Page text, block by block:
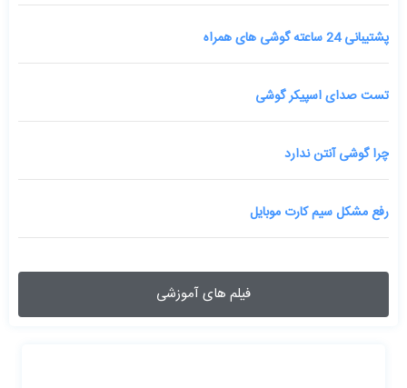
پشتیبانی 24 ساعته گوشی های همراه
تست صدای اسپیکر گوشی
چرا گوشی آنتن ندارد
رفع مشکل سیم کارت موبایل
فیلم های آموزشی